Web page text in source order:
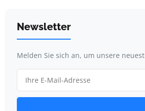
Newsletter
Melden Sie sich an, um unsere